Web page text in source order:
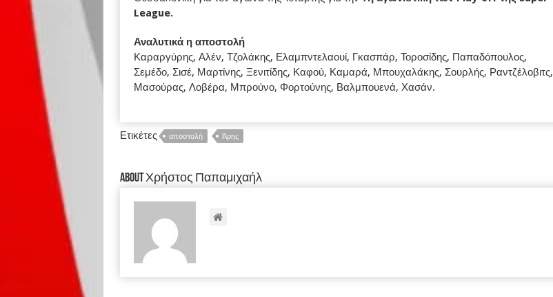
League.
Αναλυτικά η αποστολή
Καραργύρης, Αλέν, Τζολάκης, Ελαμπντελαουί, Γκασπάρ, Τοροσίδης, Παπαδόπουλος,
Σεμέδο, Σισέ, Μαρτίνης, Ξενιτίδης, Καφού, Καμαρά, Μπουχαλάκης, Σουρλής, Ραντζέλοβιτς,
Μασούρας, Λοβέρα, Μπρούνο, Φορτούνης, Βαλμπουενά, Χασάν.
Ετικέτες αποστολή Άρης
About Χρήστος Παπαμιχαήλ